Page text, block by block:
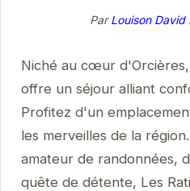
ParLouison David
Niché au cœur
offre un séjour alliant
Profitez d'un
les merveilles de la
amateur de randonnées,
quête de détente, Les